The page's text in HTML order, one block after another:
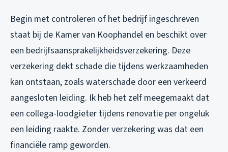
Begin met controleren of het bedrijf ingeschreven
staat bij de Kamer van Koophandel en beschikt over
een bedrijfsaansprakelijkheidsverzekering. Deze
verzekering dekt schade die tijdens werkzaamheden
kan ontstaan, zoals waterschade door een verkeerd
aangesloten leiding. Ik heb het zelf meegemaakt dat
een collega-loodgieter tijdens renovatie per ongeluk
een leiding raakte. Zonder verzekering was dat een
financiële ramp geworden.